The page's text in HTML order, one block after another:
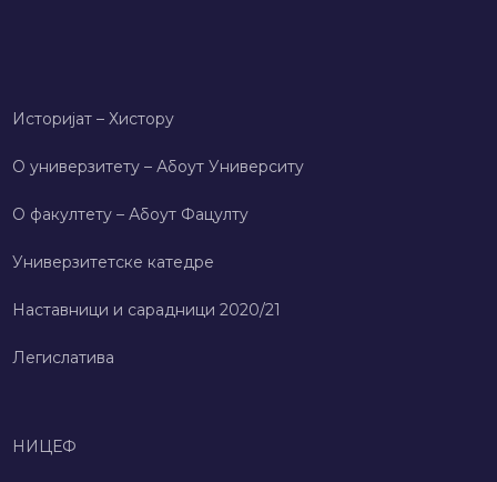
Историјат – Хисторy
О универзитету – Абоут Университy
О факултету – Абоут Фацултy
Универзитетске катедре
Наставници и сарадници 2020/21
Легислатива
НИЦЕФ